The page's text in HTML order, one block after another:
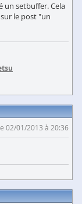
un setbuffer. Cela
le post "un
02/01/2013 à 20:36